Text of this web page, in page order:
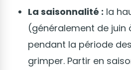
La saisonnalité : la
(généralement de juin
pendant la période
grimper. Partir en